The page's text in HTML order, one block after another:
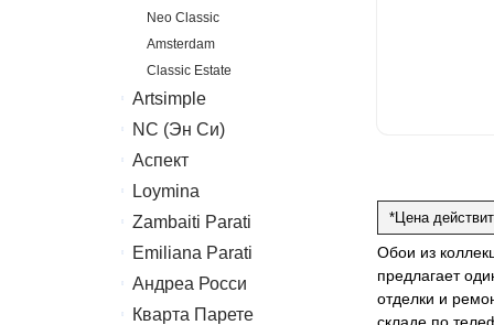
Neo Classic
Amsterdam
Classic Estate
Artsimple
Geometry
Mixture
Mixture Textile
NC (Эн Си)
Колор
Аспект
Аспект
Loymina
Hygge 2
Zambaiti Parati
Melodia
Canova
Emiliana Parati
G.F.Ferre 3
Valentin Yudashkin 5
Андреа Росси
Понза
Кварта Парете
*Цена
Обои из
предлагает
отделки и